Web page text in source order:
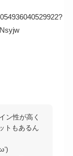
ン性が高く
トもあるん